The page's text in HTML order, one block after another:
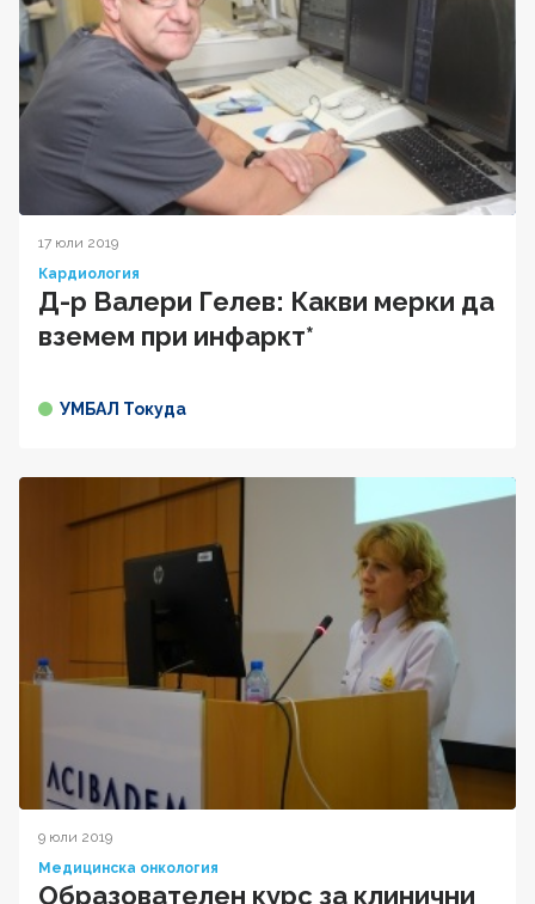
17 юли 2019
Кардиология
Д-р Валери Гелев: Какви мерки да
вземем при инфаркт*
УМБАЛ Токуда
9 юли 2019
Медицинска онкология
Образователен курс за клинични